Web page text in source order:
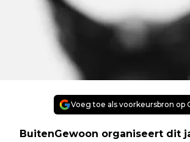
Voeg toe als voorkeursbron op
BuitenGewoon organiseert dit